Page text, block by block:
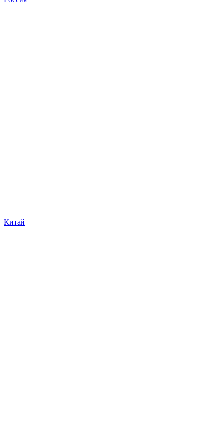
Китай